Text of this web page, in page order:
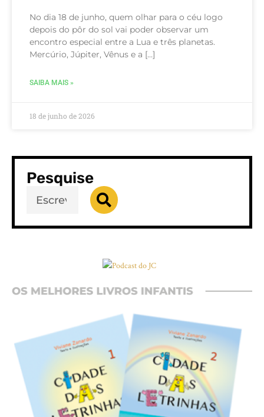
No dia 18 de junho, quem olhar para o céu logo
depois do pôr do sol vai poder observar um
encontro especial entre a Lua e três planetas.
Mercúrio, Júpiter, Vênus e a […]
SAIBA MAIS »
18 de junho de 2026
Pesquise